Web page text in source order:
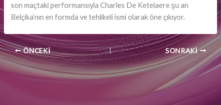
son maçtaki performansıyla Charles De Ketelaere şu an
Belçika’nın en formda ve tehlikeli ismi olarak öne çıkıyor.
ÖNCEKI SONRAKI